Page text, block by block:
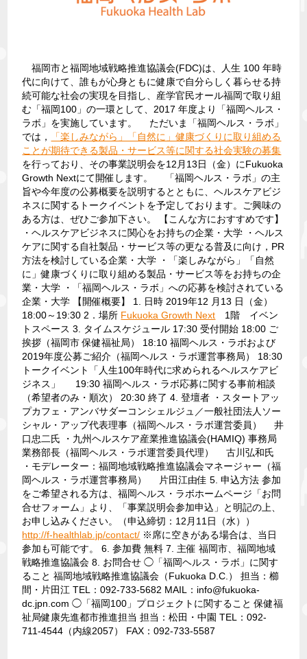
福岡市と福岡地域戦略推進協議会(FDC)は、人生 100 年時
代に向けて、誰もが心身ともに健康で自分らしく暮らせる持
続可能な社会の実現を目指し、産学官民オール福岡で取り組
む「福岡100」の一環として、2017 年度より「福岡ヘルス・
ラボ」を実施しています。
ただいま「福岡ヘルス・ラボ」
では，
「楽しみながら」「自然に」健康づくりに取り組める
ことが期待できる製品・サービス等に関する社会実験の募集
を行っており、その事業説明会を12月13日（金）にFukuoka
Growth Nextにて開催します。
「福岡ヘルス・ラボ」の主
旨や今年度の公募概要を説明するとともに、ヘルスケアビジ
ネスに関するトークイベントを予定しております。ご興味の
ある方は、ぜひご参加下さい。
【こんな方におすすめです】
・ヘルスケアビジネスに関心をお持ちの企業・大学 ・ヘルス
ケアに関する自社製品・サービス等の更なる普及に向け，PR
方法を検討している企業・大学 ・「楽しみながら」「自然
に」健康づくりに取り組める製品・サービス等をお持ちの企
業・大学 ・「福岡ヘルス・ラボ」への応募を検討されている
企業・大学
【開催概要】 1. 日時 2019年12 月13 日（金）
18:00～19:30 2．場所 Fukuoka Growth Next 1階 イベン
トスペース3. タイムスケジュール 17:30 受付開始 18:00 ご
挨拶（福岡市 保健福祉局）
18:10 福岡ヘルス・ラボおよび
2019年度公募ご紹介（福岡ヘルス・ラボ運営事務局）
18:30
トークイベント「人生100年時代に求められるヘルスケアビ
ジネス」
19:30 福岡ヘルス・ラボ応募に関する事前相談
（希望者のみ・順次） 20:30 終了 4. 登壇者 ・スタートアッ
プカフェ・アンバサダーコンシェルジュ／一般社団法人ソー
シャル・アップ代表理事（福岡ヘルス・ラボ運営委員）
井
口忠二氏
・九州ヘルスケア産業推進協議会(HAMIQ) 事務局
業務部長（福岡ヘルス・ラボ運営委員代理）
古川弘和氏
・モデレーター：福岡地域戦略推進協議会マネージャー（福
岡ヘルス・ラボ運営事務局）
片田江由佳 5. 申込方法 参加
をご希望される方は、福岡ヘルス・ラボホームページ「お問
合せフォーム」より、「事業説明会参加申込」と明記の上、
お申し込みください。（申込締切：12月11日（水））
http://f-healthlab.jp/contact/ ※席に空きがある場合は、当日
参加も可能です。
6. 参加費 無料 7. 主催福岡市、福岡地域
戦略推進協議会 8. お問合せ◯「福岡ヘルス・ラボ」に関す
ること 福岡地域戦略推進協議会（Fukuoka D.C.）担当：櫛
間・片田江 TEL：092-733-5682 MAIL：info@fukuoka-
dc.jpn.com◯「福岡100」プロジェクトに関すること保健福
祉局健康先進都市推進担当 担当：松田・中園TEL：092-
711-4544（内線2057） FAX：092-733-5587